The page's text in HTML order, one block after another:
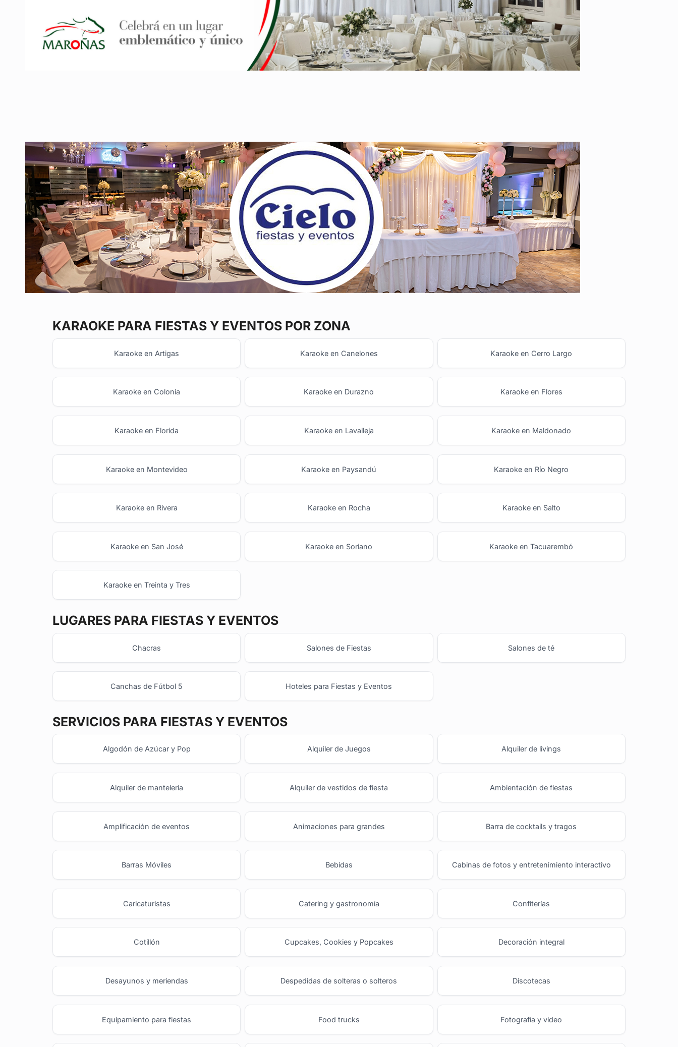
KARAOKE PARA FIESTAS Y EVENTOS POR ZONA
Karaoke en Artigas Karaoke en Canelones Karaoke en Cerro Largo
Karaoke en Colonia Karaoke en Durazno Karaoke en Flores
Karaoke en Florida Karaoke en Lavalleja Karaoke en Maldonado
Karaoke en Montevideo Karaoke en Paysandú Karaoke en Río Negro
Karaoke en Rivera Karaoke en Rocha Karaoke en Salto
Karaoke en San José Karaoke en Soriano Karaoke en Tacuarembó
Karaoke en Treinta y Tres
LUGARES PARA FIESTAS Y EVENTOS
Chacras Salones de Fiestas Salones de té
Canchas de Fútbol 5 Hoteles para Fiestas y Eventos
SERVICIOS PARA FIESTAS Y EVENTOS
Algodón de Azúcar y Pop Alquiler de Juegos Alquiler de livings
Alquiler de manteleria Alquiler de vestidos de fiesta Ambientación de fiestas
Amplificación de eventos Animaciones para grandes Barra de cocktails y tragos
Barras Móviles Bebidas Cabinas de fotos y entretenimiento interactivo
Caricaturistas Catering y gastronomía Confiterías
Cotillón Cupcakes, Cookies y Popcakes Decoración integral
Desayunos y meriendas Despedidas de solteras o solteros Discotecas
Equipamiento para fiestas Food trucks Fotografía y video